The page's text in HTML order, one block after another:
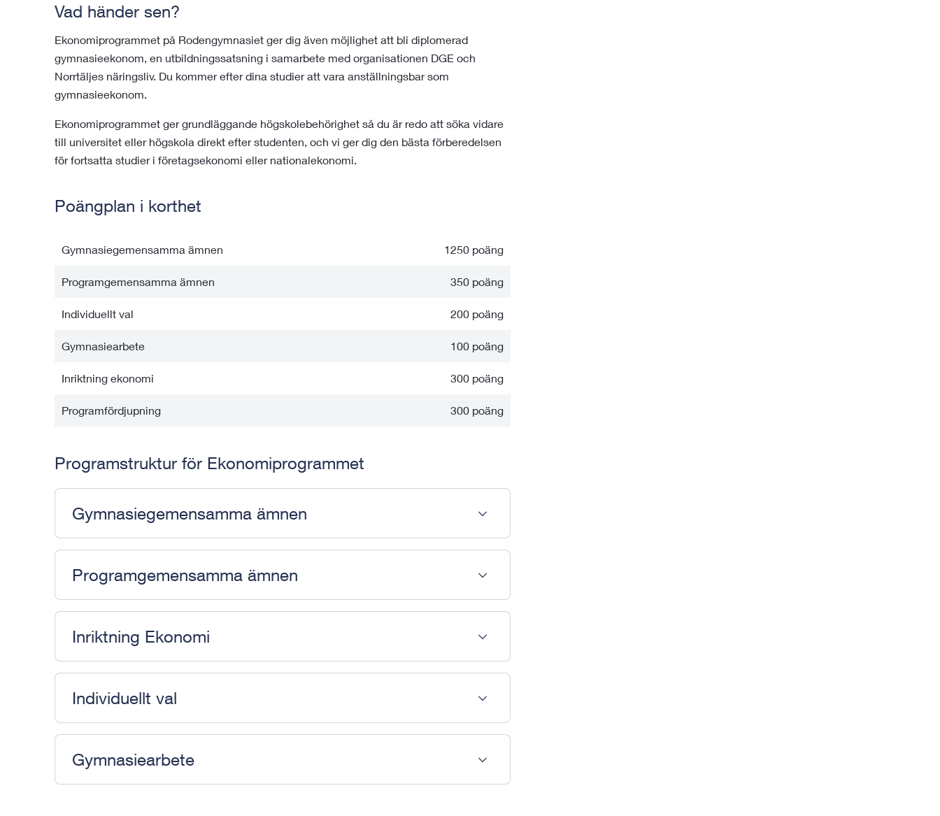
Vad händer sen?
Ekonomiprogrammet på Rodengymnasiet ger dig även möjlighet att bli diplomerad
gymnasieekonom, en utbildningssatsning i samarbete med organisationen DGE och
Norrtäljes näringsliv. Du kommer efter dina studier att vara anställningsbar som
gymnasieekonom.
Ekonomiprogrammet ger grundläggande högskolebehörighet så du är redo att söka vidare
till universitet eller högskola direkt efter studenten, och vi ger dig den bästa förberedelsen
för fortsatta studier i företagsekonomi eller nationalekonomi.
Poängplan i korthet
Gymnasiegemensamma ämnen 1250 poäng
Programgemensamma ämnen 350 poäng
Individuellt val 200 poäng
Gymnasiearbete 100 poäng
Inriktning ekonomi 300 poäng
Programfördjupning 300 poäng
Programstruktur för Ekonomiprogrammet
Gymnasiegemensamma ämnen
Programgemensamma ämnen
Inriktning Ekonomi
Individuellt val
Gymnasiearbete